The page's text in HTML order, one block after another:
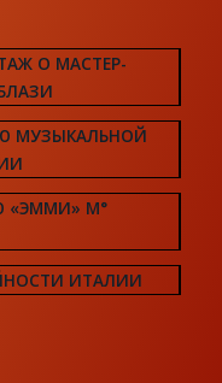
О МАСТЕР-
МУЗЫКАЛЬНОЙ
«ЭММИ» М°
ИТАЛИИ